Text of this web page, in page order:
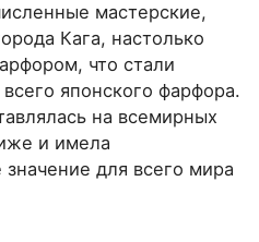
мастерские,
Кага, настолько
что стали
японского фарфора.
на всемирных
и имела
для всего мира